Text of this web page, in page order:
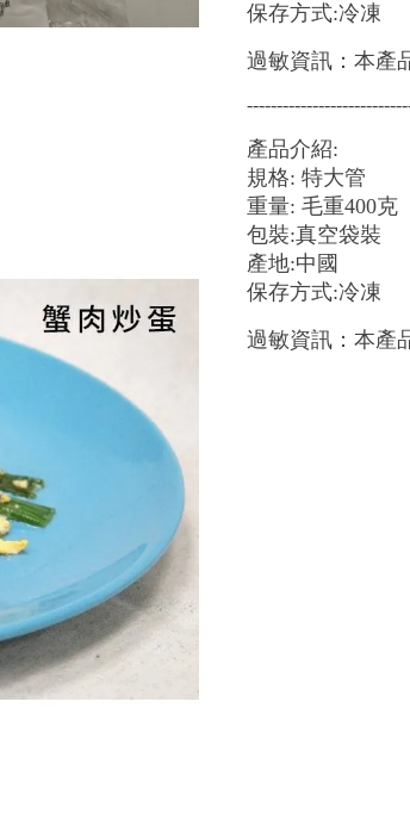
保存方式:冷凍
過敏資訊：本產
產品介紹:
規格: 特大管
重量: 毛重400
包裝:真空袋裝
產地:中國
保存方式:冷凍
過敏資訊：本產